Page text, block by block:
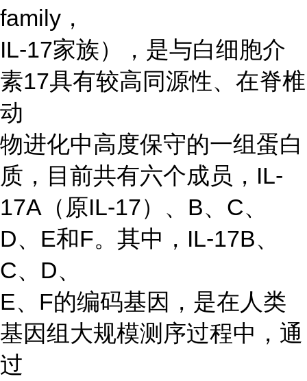
family，
IL-17家族），是与白细胞介
素17具有较高同源性、在脊椎
动
物进化中高度保守的一组蛋白
质，目前共有六个成员，IL-
17A（原IL-17）、B、C、
D、E和F。其中，IL-17B、
C、D、
E、F的编码基因，是在人类
基因组大规模测序过程中，通
过